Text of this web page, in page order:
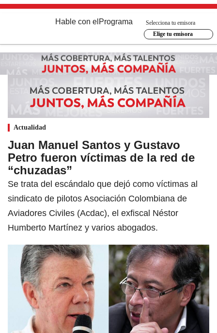
Hable con el Programa
Selecciona tu emisora
Elige tu emisora
Actualidad
Juan Manuel Santos y Gustavo
Petro fueron víctimas de la red de
“chuzadas”
Se trata del escándalo que dejó como víctimas al
sindicato de pilotos Asociación Colombiana de
Aviadores Civiles (Acdac), el exfiscal Néstor
Humberto Martínez y varios abogados.